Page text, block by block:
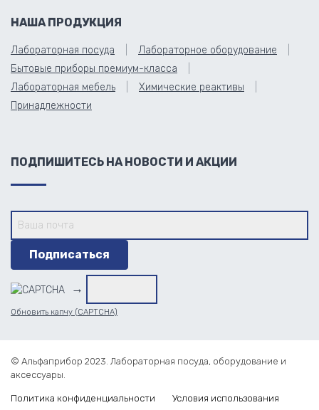
НАША ПРОДУКЦИЯ
Лабораторная посуда
Лабораторное оборудование
Бытовые приборы премиум-класса
Лабораторная мебель
Химические реактивы
Принадлежности
ПОДПИШИТЕСЬ НА НОВОСТИ И АКЦИИ
→
Обновить капчу (CAPTCHA)
© Альфаприбор 2023. Лабораторная посуда, оборудование и
аксессуары.
Политика конфиденциальности Условия использования